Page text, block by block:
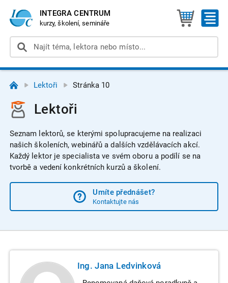
INTEGRA CENTRUM
kurzy, školení, semináře
Lektoři Stránka 10
Lektoři
Seznam lektorů, se kterými spolupracujeme na realizaci
našich školeních, webinářů a dalších vzdělávacích akcí.
Každý lektor je specialista ve svém oboru a podílí se na
tvorbě a vedení konkrétních kurzů a školení.
Umíte přednášet?
Kontaktujte nás
Ing. Jana Ledvinková